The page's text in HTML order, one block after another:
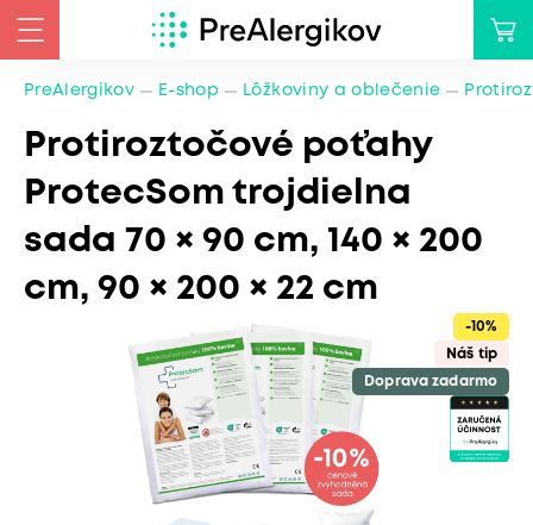
PreAlergikov E-shop Lôžkoviny a oblečenie
Protiroztočové poťahy
ProtecSom trojdielna
sada 70 × 90 cm, 140 × 200
cm, 90 × 200 × 22 cm
-10%
Náš tip
Doprava zadarmo